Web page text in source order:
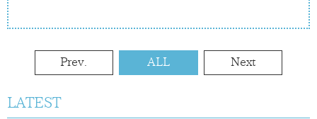
Prev. ALL Next
LATEST